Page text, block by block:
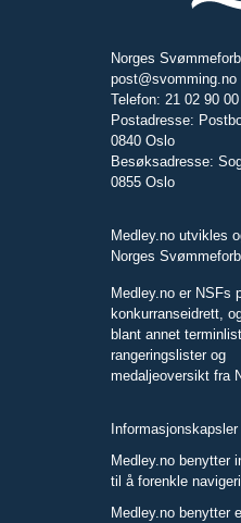
Norges
post@svomming.no
Telefon: 21 02 90 00
Postadresse:
0840 Oslo
Besøksadresse:
0855 Oslo
Medley.no utvikles
Norges
Medley.no er NSFs
konkurranseidrett,
blant annet
rangeringslister og
medaljeoversikt fra
Informasjonskapsler
Medley.no benytter
til å forenkle
Medley.no benytter